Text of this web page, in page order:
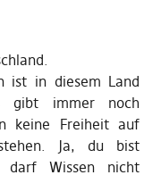
ist in diesem Land
gibt immer noch
keine Freiheit auf
Ja, du bist
darf Wissen nicht